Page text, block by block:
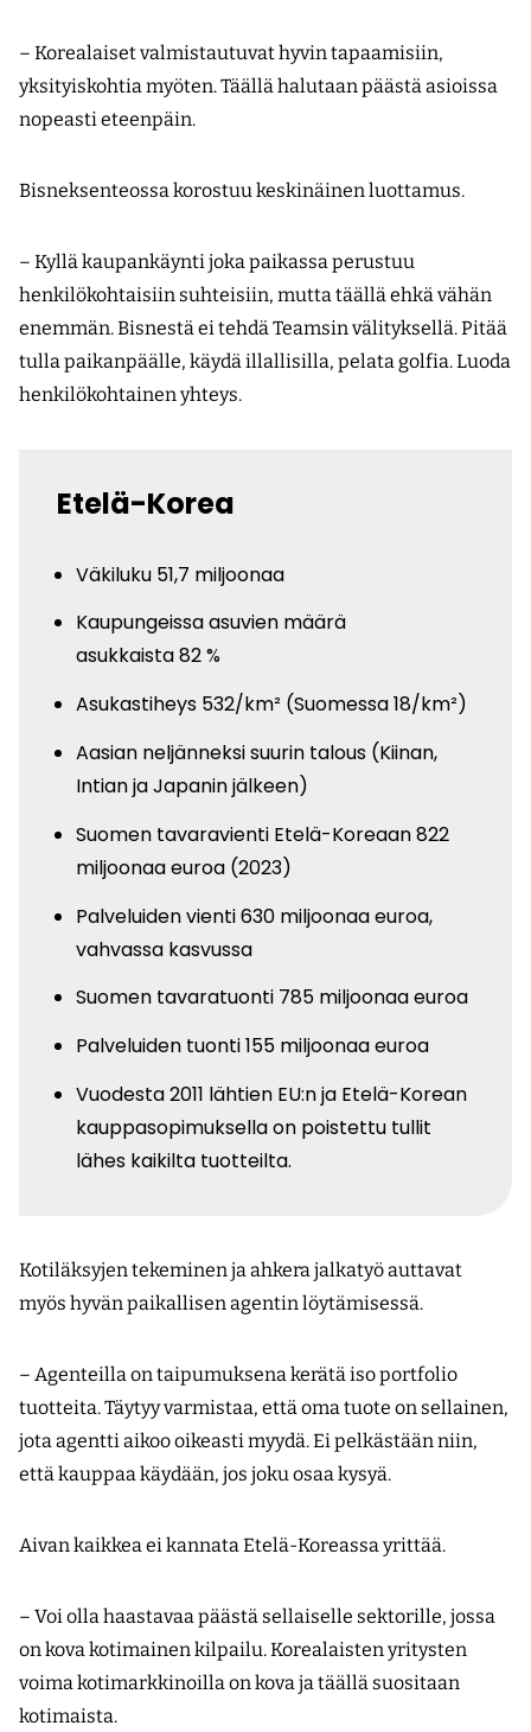
– Korealaiset valmistautuvat hyvin tapaamisiin,
yksityiskohtia myöten. Täällä halutaan päästä asioissa
nopeasti eteenpäin.
Bisneksenteossa korostuu keskinäinen luottamus.
– Kyllä kaupankäynti joka paikassa perustuu
henkilökohtaisiin suhteisiin, mutta täällä ehkä vähän
enemmän. Bisnestä ei tehdä Teamsin välityksellä. Pitää
tulla paikanpäälle, käydä illallisilla, pelata golfia. Luoda
henkilökohtainen yhteys.
Etelä-Korea
Väkiluku 51,7 miljoonaa
Kaupungeissa asuvien määrä
asukkaista 82 %
Asukastiheys 532/km² (Suomessa 18/km²)
Aasian neljänneksi suurin talous (Kiinan,
Intian ja Japanin jälkeen)
Suomen tavaravienti Etelä-Koreaan 822
miljoonaa euroa (2023)
Palveluiden vienti 630 miljoonaa euroa,
vahvassa kasvussa
Suomen tavaratuonti 785 miljoonaa euroa
Palveluiden tuonti 155 miljoonaa euroa
Vuodesta 2011 lähtien EU:n ja Etelä-Korean
kauppasopimuksella on poistettu tullit
lähes kaikilta tuotteilta.
Kotiläksyjen tekeminen ja ahkera jalkatyö auttavat
myös hyvän paikallisen agentin löytämisessä.
– Agenteilla on taipumuksena kerätä iso portfolio
tuotteita. Täytyy varmistaa, että oma tuote on sellainen,
jota agentti aikoo oikeasti myydä. Ei pelkästään niin,
että kauppaa käydään, jos joku osaa kysyä.
Aivan kaikkea ei kannata Etelä-Koreassa yrittää.
– Voi olla haastavaa päästä sellaiselle sektorille, jossa
on kova kotimainen kilpailu. Korealaisten yritysten
voima kotimarkkinoilla on kova ja täällä suositaan
kotimaista.